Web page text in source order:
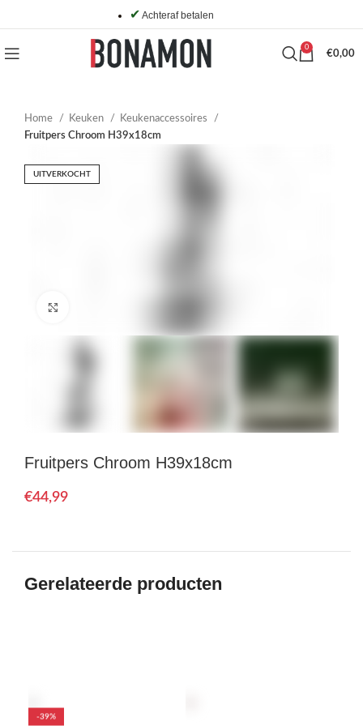
✔ Achteraf betalen
0
€0,00
Home Keuken
Keukenaccessoires
Fruitpers Chroom H39x18cm
UITVERKOCHT
Fruitpers Chroom H39x18cm
€
Gerelateerde producten
-39%